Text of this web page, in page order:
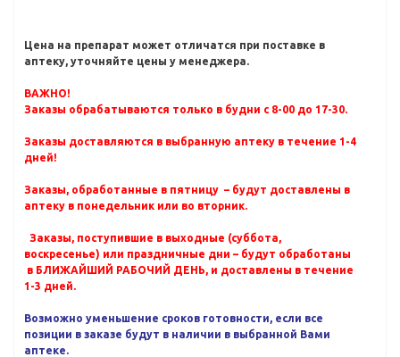
Цена на препарат может отличатся при поставке в
аптеку, уточняйте цены у менеджера.
ВАЖНО!
Заказы обрабатываются только в будни с 8-00 до 17-30.
Заказы доставляются в выбранную аптеку в течение 1-4
дней!
Заказы, обработанные в пятницу – будут доставлены в
аптеку в понедельник или во вторник.
Заказы, поступившие в выходные (суббота,
воскресенье) или праздничные дни – будут обработаны
в БЛИЖАЙШИЙ РАБОЧИЙ ДЕНЬ, и доставлены в течение
1-3 дней.
Возможно уменьшение сроков готовности, если все
позиции в заказе будут в наличии в выбранной Вами
аптеке.